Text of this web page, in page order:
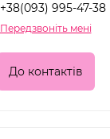
+38(093) 995-47-38
Передзвоніть мені
До контактів